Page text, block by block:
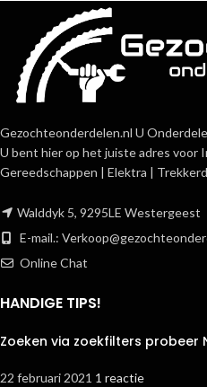
Gezochteonderdelen.nl U
U bent hier op het juiste adres voor
Gereedschappen | Elektra |
Walddyk 5, 9295LE Westergeest
E-mail.:
Online Chat
HANDIGE TIPS!
Zoeken via zoekfilters probeer
22 februari 2021 1 reactie